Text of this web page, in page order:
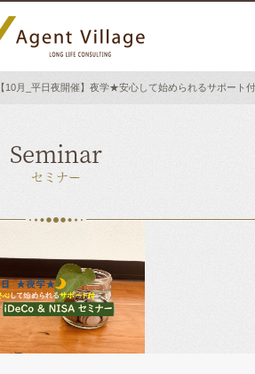
【10月_平日夜開催】夜学★安心して始められるサポート
Seminar
セミナー